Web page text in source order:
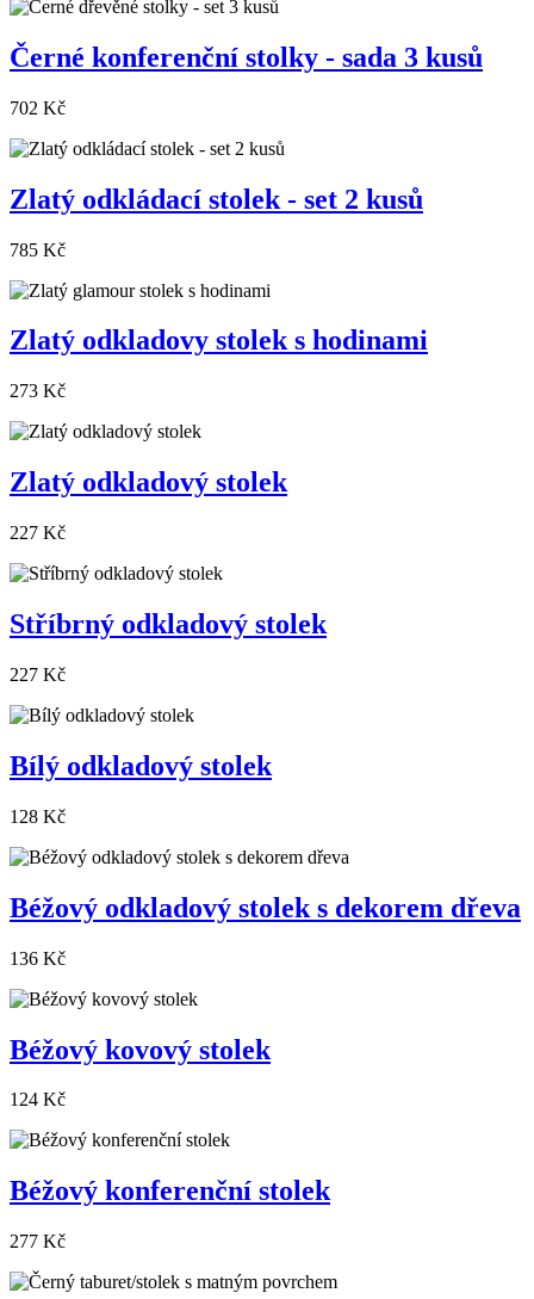
Černé konferenční stolky - sada 3 kusů
702 Kč
Zlatý odkládací stolek - set 2 kusů
785 Kč
Zlatý odkladovy stolek s hodinami
273 Kč
Zlatý odkladový stolek
227 Kč
Stříbrný odkladový stolek
227 Kč
Bílý odkladový stolek
128 Kč
Béžový odkladový stolek s dekorem dřeva
136 Kč
Béžový kovový stolek
124 Kč
Béžový konferenční stolek
277 Kč